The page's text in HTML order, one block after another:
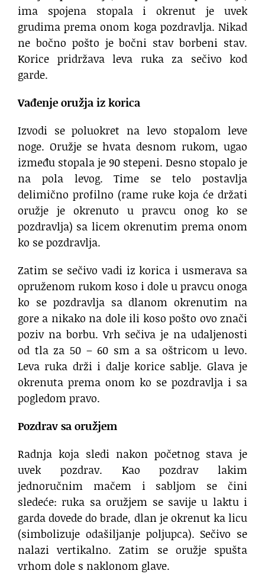
ima spojena stopala i okrenut je uvek
grudima prema onom koga pozdravlja. Nikad
ne bočno pošto je bočni stav borbeni stav.
Korice pridržava leva ruka za sečivo kod
garde.
Vađenje oružja iz korica
Izvodi se poluokret na levo stopalom leve
noge. Oružje se hvata desnom rukom, ugao
između stopala je 90 stepeni. Desno stopalo je
na pola levog. Time se telo postavlja
delimično profilno (rame ruke koja će držati
oružje je okrenuto u pravcu onog ko se
pozdravlja) sa licem okrenutim prema onom
ko se pozdravlja.
Zatim se sečivo vadi iz korica i usmerava sa
opruženom rukom koso i dole u pravcu onoga
ko se pozdravlja sa dlanom okrenutim na
gore a nikako na dole ili koso pošto ovo znači
poziv na borbu. Vrh sečiva je na udaljenosti
od tla za 50 – 60 sm a sa oštricom u levo.
Leva ruka drži i dalje korice sablje. Glava je
okrenuta prema onom ko se pozdravlja i sa
pogledom pravo.
Pozdrav sa oružjem
Radnja koja sledi nakon početnog stava je
uvek pozdrav. Kao pozdrav lakim
jednoručnim mačem i sabljom se čini
sledeće: ruka sa oružjem se savije u laktu i
garda dovede do brade, dlan je okrenut ka licu
(simbolizuje odašiljanje poljupca). Sečivo se
nalazi vertikalno. Zatim se oružje spušta
vrhom dole s naklonom glave.